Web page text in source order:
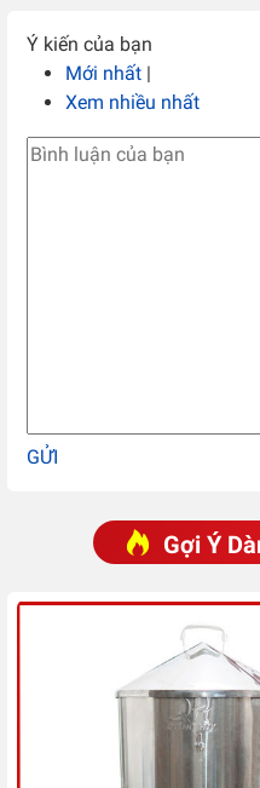
Ý kiến của bạn
Mới nhất |
Xem nhiều nhất
GỬI
Gợi Ý